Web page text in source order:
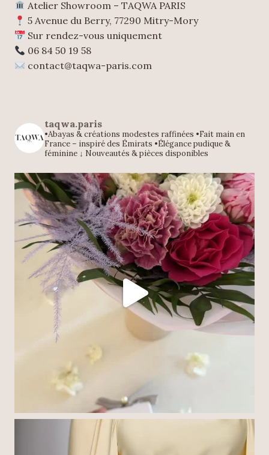
Atelier Showroom – TAQWA PARIS
5 Avenue du Berry, 77290 Mitry-Mory
Sur rendez-vous uniquement
06 84 50 19 58
contact@taqwa-paris.com
taqwa.paris
•Abayas & créations modestes raffinées •Fait main en
France – inspiré des Émirats •Élégance pudique &
féminine ↓ Nouveautés & pièces disponibles